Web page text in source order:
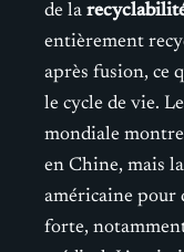
de la
entièrement
après fusion, ce
le cycle de vie.
mondiale
en Chine, mais
américaine pour
forte,